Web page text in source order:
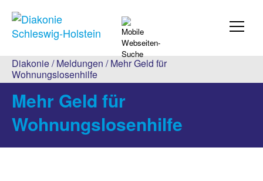
Diakonie/Meldungen / Mehr Geld für
Wohnungslosenhilfe
Mehr Geld für
Wohnungslosenhilfe